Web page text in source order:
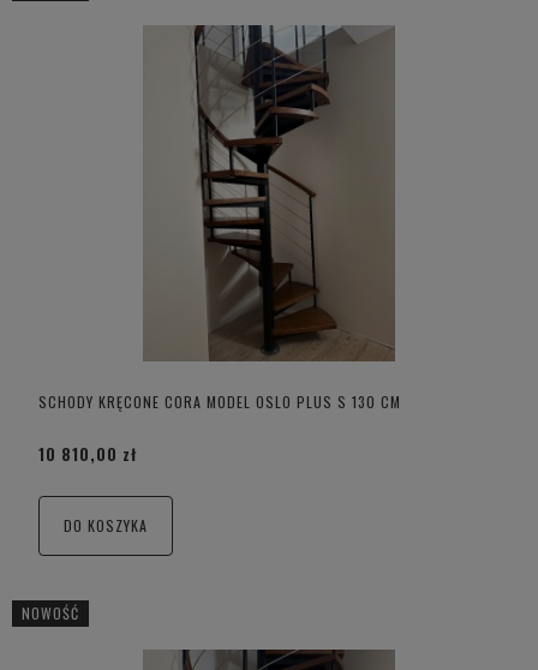
SCHODY KRĘCONE CORA MODEL OSLO PLUS S 130 CM
10 810,00 zł
DO KOSZYKA
NOWOŚĆ